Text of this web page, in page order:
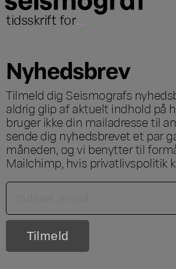
tidsskrift for...
Nyhedsbrev
Tilmeld dig Seismografs
aldrig glip af aktuelt indhold på
bruger ikke din mailadresse til
sende dig nyhedsbrevet et par
måneden, og vi benytter til
Mailchimp, hvis privatlivspolitik